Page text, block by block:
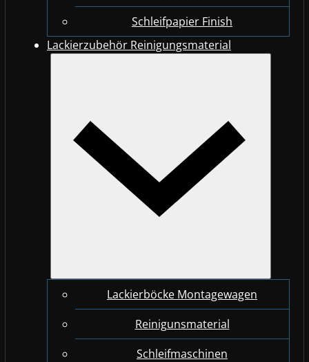
Schleifpapier Finish
Lackierzubehör Reinigungsmaterial
Lackierböcke Montagewagen
Reinigunsmaterial
Schleifmaschinen